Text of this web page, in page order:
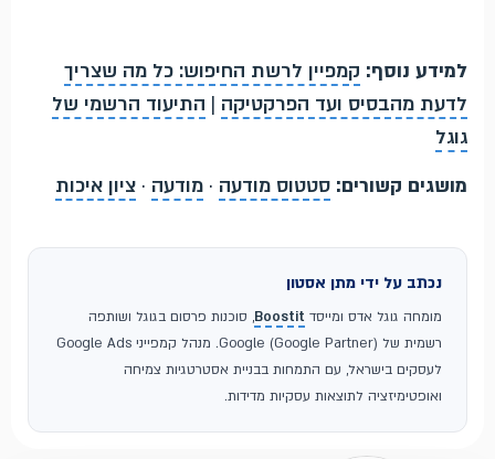
למידע נוסף: קמפיין לרשת החיפוש: כל מה שצריך
לדעת מהבסיס ועד הפרקטיקה | התיעוד הרשמי של
גוגל
מושגים קשורים: סטטוס מודעה · מודעה · ציון איכות
נכתב על ידי מתן אסטון
מומחה גוגל אדס ומייסד Boostit, סוכנות פרסום בגוגל ושותפה
רשמית של Google (Google Partner). מנהל קמפייני Google Ads
לעסקים בישראל, עם התמחות בבניית אסטרטגיות צמיחה
ואופטימיזציה לתוצאות עסקיות מדידות.